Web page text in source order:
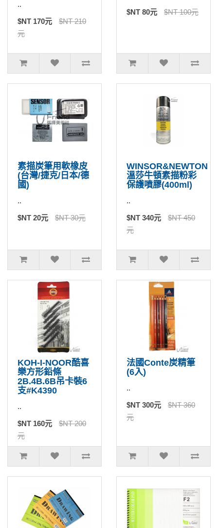
..
$NT 170元
$NT 210
元
$NT 80元 $NT 100元
素描炭筆用軟橡皮
(台灣/捷克/日本/德
國)
..
$NT 20元 $NT 30元
WINSOR&NEWTON
溫莎牛頓素描粉彩
保護噴膠(400ml)
..
$NT 340元
$NT 450
元
KOH-I-NOOR酷喜
樂方形鉛條
2B.4B.6B吊卡裝6
支#K4390
..
$NT 160元
$NT 200
元
法國Conte炭精筆
(6入)
..
$NT 300元
$NT 360
元